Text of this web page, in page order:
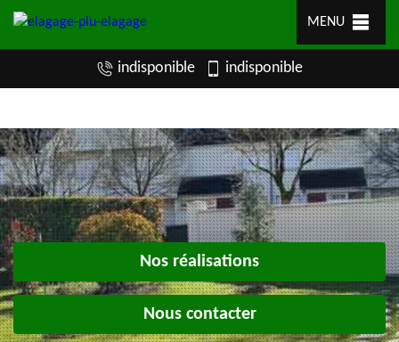
MENU
indisponible indisponible
Nos réalisations
Nous contacter